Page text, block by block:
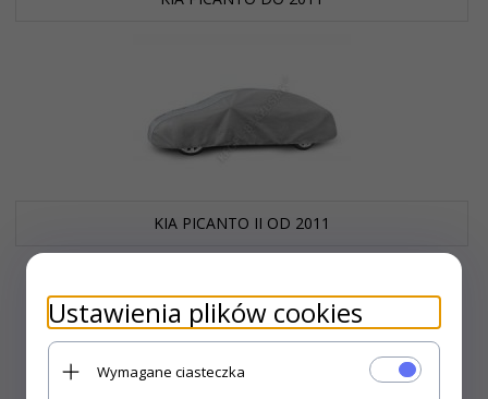
KIA PICANTO II OD 2011
Ustawienia plików cookies
Wymagane ciasteczka